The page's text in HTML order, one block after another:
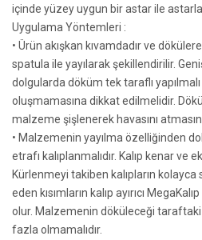
içinde yüzey uygun bir astar ile
Uygulama Yöntemleri :
• Ürün akışkan kıvamdadır ve
spatula ile yayılarak şekillendirilir.
dolgularda döküm tek taraflı
oluşmamasına dikkat edilmelidir.
malzeme şişlenerek havasını
• Malzemenin yayılma özelliğinden
etrafı kalıplanmalıdır. Kalıp kenar ve
Kürlenmeyi takiben kalıpların
eden kısımların kalıp ayırıcı
olur. Malzemenin döküleceği taraftaki
fazla olmamalıdır.